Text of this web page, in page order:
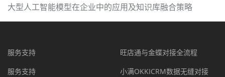
大型人工智能模型在企业中的应用及知识库融合策略
服务支持
服务支持
旺店通与金蝶对接全流程
小满OKKICRM数据无缝对接